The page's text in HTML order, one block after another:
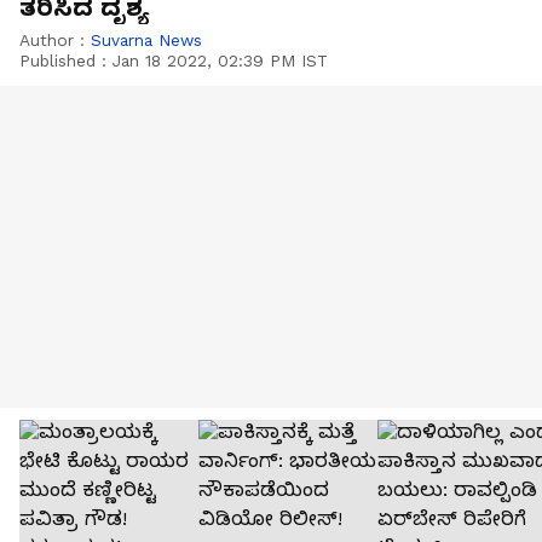
ತರಿಸಿದ ದೃಶ್ಯ
Author : Suvarna News
Published : Jan 18 2022, 02:39 PM IST